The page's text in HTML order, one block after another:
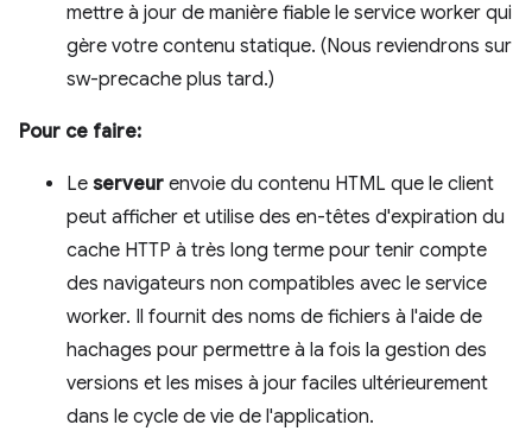
mettre à jour de manière fiable le service worker qui
gère votre contenu statique. (Nous reviendrons sur
sw-precache plus tard.)
Pour ce faire:
Le serveur envoie du contenu HTML que le client
peut afficher et utilise des en-têtes d'expiration du
cache HTTP à très long terme pour tenir compte
des navigateurs non compatibles avec le service
worker. Il fournit des noms de fichiers à l'aide de
hachages pour permettre à la fois la gestion des
versions et les mises à jour faciles ultérieurement
dans le cycle de vie de l'application.